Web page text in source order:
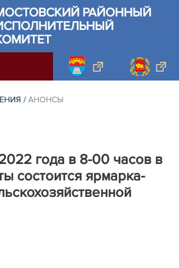
РАЙОННЫЙ
/ АНОНСЫ
года в 8-00 часов в
состоится ярмарка-